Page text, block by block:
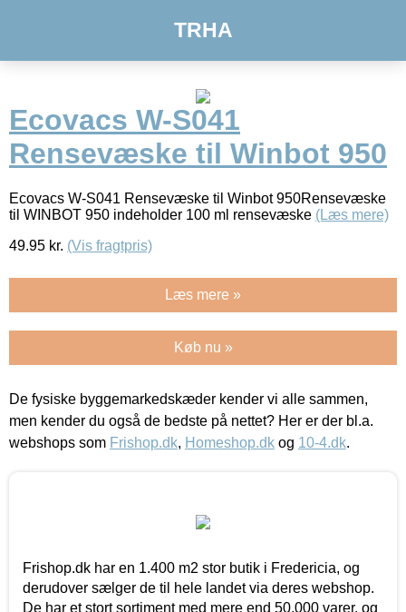
TRHA
Ecovacs W-S041
Rensevæske til Winbot 950
Ecovacs W-S041 Rensevæske til Winbot 950Rensevæske
til WINBOT 950 indeholder 100 ml rensevæske (Læs mere)
49.95 kr. (Vis fragtpris)
Læs mere »
Køb nu »
De fysiske byggemarkedskæder kender vi alle sammen,
men kender du også de bedste på nettet? Her er der bl.a.
webshops som Frishop.dk, Homeshop.dk og 10-4.dk.
Frishop.dk har en 1.400 m2 stor butik i Fredericia, og
derudover sælger de til hele landet via deres webshop.
De har et stort sortiment med mere end 50.000 varer, og